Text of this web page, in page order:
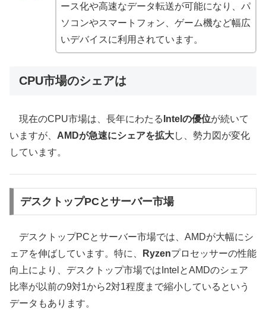
ース化や高速なデータ転送が可能になり、パ
ソコンやスマートフォン、ゲーム機など幅広
いデバイスに利用されています。
CPU市場のシェアは
現在のCPU市場は、長年にわたる Intelの優位が続いて
いますが、 AMDが急速にシェアを拡大し、勢力図が変化
しています。
デスクトップPCとサーバー市場
デスクトップPCとサーバー市場では、AMDが大幅にシ
ェアを伸ばしています。特に、
Ryzenプロセッサーの性能
向上により、デスクトップ市場ではIntelとAMDのシェア
比率が以前の9対1から2対1程度まで縮小しているという
データもあります。